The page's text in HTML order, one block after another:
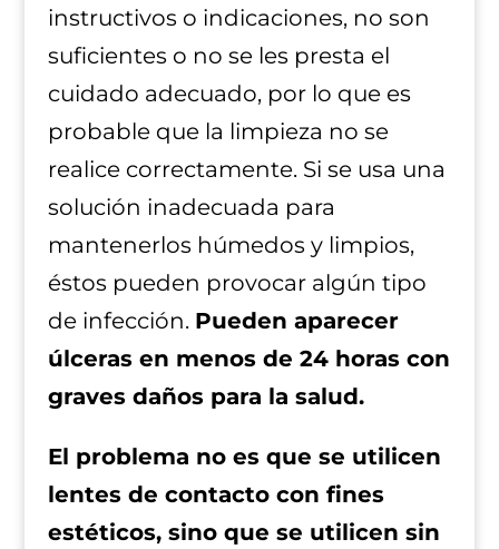
instructivos o indicaciones, no son
suficientes o no se les presta el
cuidado adecuado, por lo que es
probable que la limpieza no se
realice correctamente. Si se usa una
solución inadecuada para
mantenerlos húmedos y limpios,
éstos pueden provocar algún tipo
de infección. Pueden aparecer
úlceras en menos de 24 horas con
graves daños para la salud.
El problema no es que se utilicen
lentes de contacto con fines
estéticos, sino que se utilicen sin